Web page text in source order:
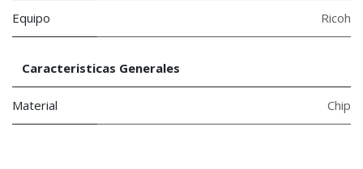
Equipo Ricoh
Caracteristicas Generales
Material Chip